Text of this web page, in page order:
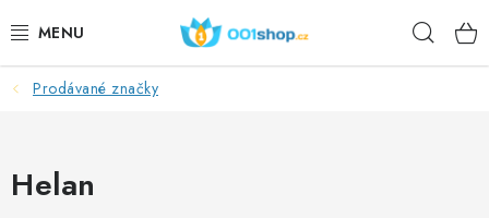
na
DOPLŇKY STRAVY
Prodávané značky
Helan